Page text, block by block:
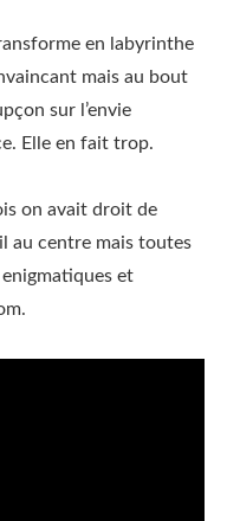
en labyrinthe
mais au bout
sur l’envie
Elle en fait trop.
on avait droit de
au centre mais toutes
et